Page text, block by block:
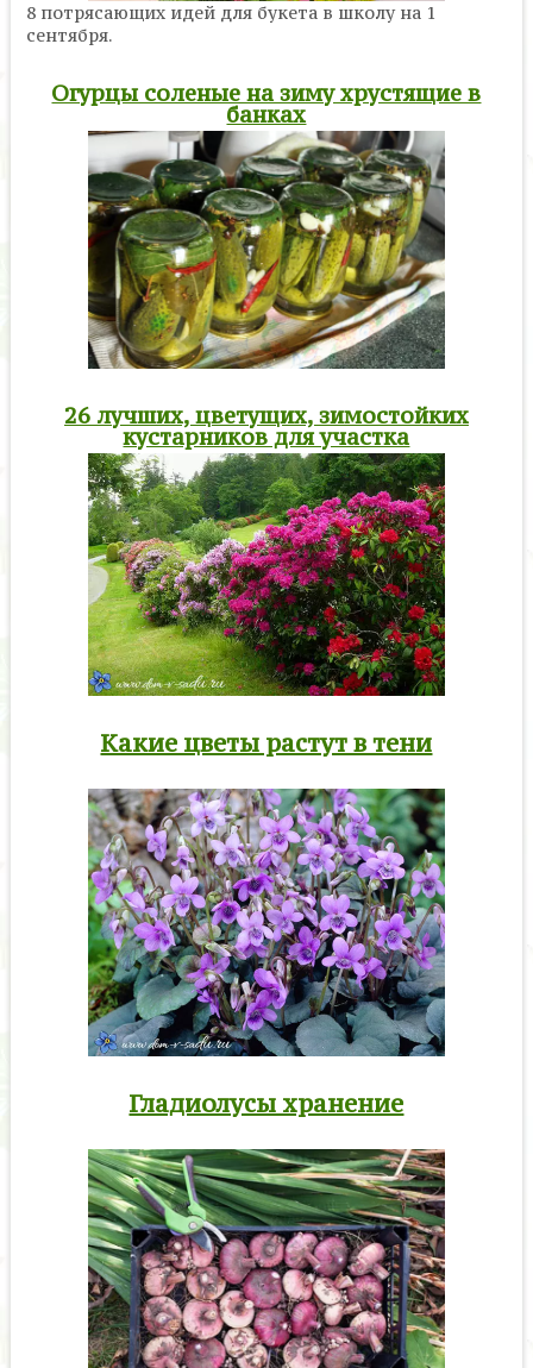
8 потрясающих идей для букета в школу на 1
сентября.
Огурцы соленые на зиму хрустящие в
банках
26 лучших, цветущих, зимостойких
кустарников для участка
Какие цветы растут в тени
Гладиолусы хранение